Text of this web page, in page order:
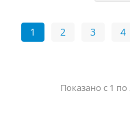
1 2 3 4
Показано с 1 по